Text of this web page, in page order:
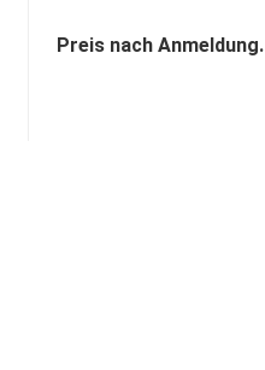
Preis nach Anmeldung.